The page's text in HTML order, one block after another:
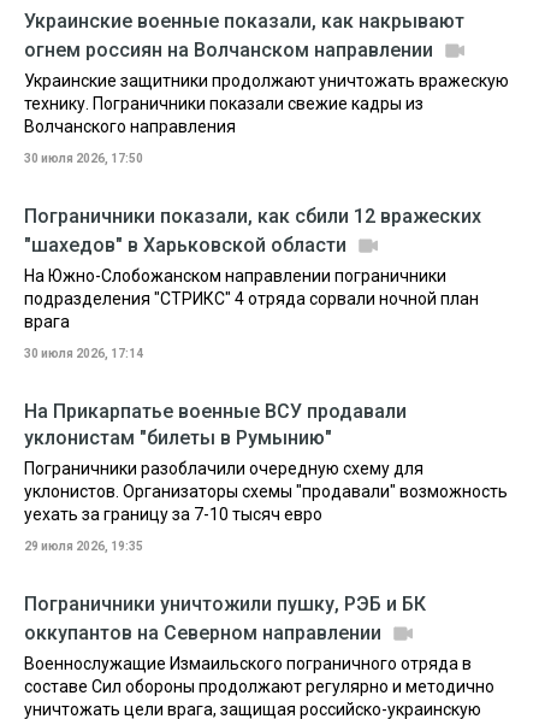
Украинские военные показали, как накрывают
огнем россиян на Волчанском направлении
Украинские защитники продолжают уничтожать вражескую
технику. Пограничники показали свежие кадры из
Волчанского направления
30 июля 2026, 17:50
Пограничники показали, как сбили 12 вражеских
"шахедов" в Харьковской области
На Южно-Слобожанском направлении пограничники
подразделения "СТРИКС" 4 отряда сорвали ночной план
врага
30 июля 2026, 17:14
На Прикарпатье военные ВСУ продавали
уклонистам "билеты в Румынию"
Пограничники разоблачили очередную схему для
уклонистов. Организаторы схемы "продавали" возможность
уехать за границу за 7-10 тысяч евро
29 июля 2026, 19:35
Пограничники уничтожили пушку, РЭБ и БК
оккупантов на Северном направлении
Военнослужащие Измаильского пограничного отряда в
составе Сил обороны продолжают регулярно и методично
уничтожать цели врага, защищая российско-украинскую